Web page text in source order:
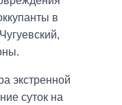
в
экстренной
суток на